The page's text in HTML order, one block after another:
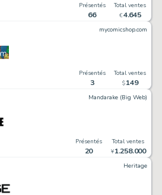
Présentés
66
Total ventes
€4.645
mycomicshop.com
Présentés
3
Total ventes
$149
Mandarake (Big Web)
Présentés
20
Total ventes
¥1.258.000
Heritage